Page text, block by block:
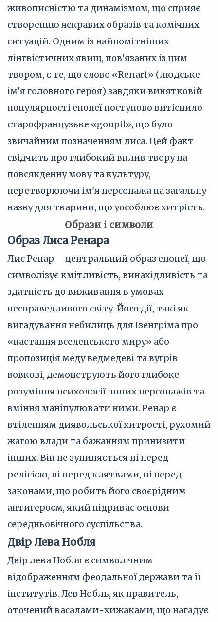
живописністю та динамізмом, що сприяє
створенню яскравих образів та комічних
ситуацій. Одним із найпомітніших
лінгвістичних явищ, пов'язаних із цим
твором, є те, що слово «Renart» (людське
ім'я головного героя) завдяки винятковій
популярності епопеї поступово витіснило
старофранцузьке «goupil», що було
звичайним позначенням лиса. Цей факт
свідчить про глибокий вплив твору на
повсякденну мову та культуру,
перетворюючи ім'я персонажа на загальну
назву для тварини, що уособлює хитрість.
Образи і символи
Образ Лиса Ренара
Лис Ренар – центральний образ епопеї, що
символізує кмітливість, винахідливість та
здатність до виживання в умовах
несправедливого світу. Його дії, такі як
вигадування небилиць для Ізенгріма про
«настання вселенського миру» або
пропозиція меду ведмедеві та вугрів
вовкові, демонструють його глибоке
розуміння психології інших персонажів та
вміння маніпулювати ними. Ренар є
втіленням диявольської хитрості, рухомий
жагою влади та бажанням принизити
інших. Він не зупиняється ні перед
релігією, ні перед клятвами, ні перед
законами, що робить його своєрідним
антигероєм, який підриває основи
середньовічного суспільства.
Двір Лева Нобля
Двір лева Нобля є символічним
відображенням феодальної держави та її
інститутів. Лев Нобль, як правитель,
оточений васалами-хижаками, що нагадує